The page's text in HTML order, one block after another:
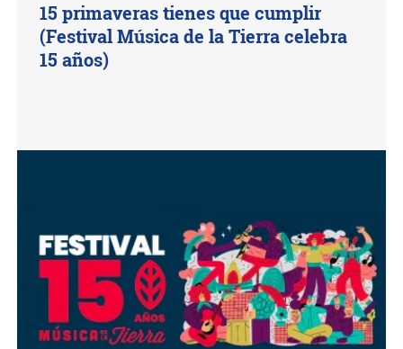
15 primaveras tienes que cumplir
(Festival Música de la Tierra celebra
15 años)